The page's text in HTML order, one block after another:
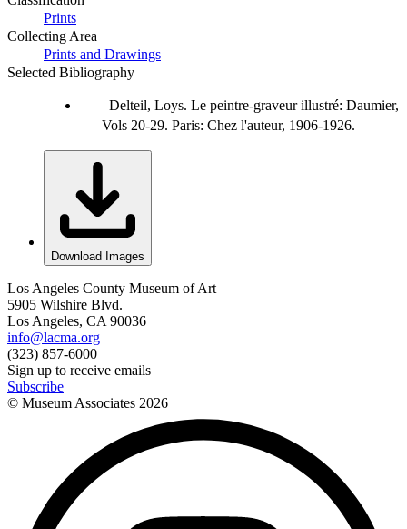
Prints
Collecting Area
Prints and Drawings
Selected Bibliography
Delteil, Loys. Le peintre-graveur illustré: Daumier,
Vols 20-29. Paris: Chez l'auteur, 1906-1926.
Download Images
Los Angeles County Museum of Art
5905 Wilshire Blvd.
Los Angeles, CA 90036
info@lacma.org
(323) 857-6000
Sign up to receive emails
Subscribe
© Museum Associates 2026